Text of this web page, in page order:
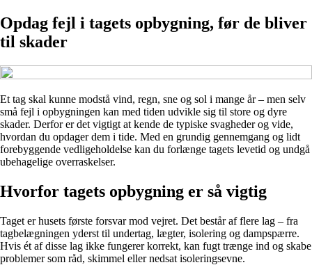
Opdag fejl i tagets opbygning, før de bliver
til skader
Et tag skal kunne modstå vind, regn, sne og sol i mange år – men selv
små fejl i opbygningen kan med tiden udvikle sig til store og dyre
skader. Derfor er det vigtigt at kende de typiske svagheder og vide,
hvordan du opdager dem i tide. Med en grundig gennemgang og lidt
forebyggende vedligeholdelse kan du forlænge tagets levetid og undgå
ubehagelige overraskelser.
Hvorfor tagets opbygning er så vigtig
Taget er husets første forsvar mod vejret. Det består af flere lag – fra
tagbelægningen yderst til undertag, lægter, isolering og dampspærre.
Hvis ét af disse lag ikke fungerer korrekt, kan fugt trænge ind og skabe
problemer som råd, skimmel eller nedsat isoleringsevne.